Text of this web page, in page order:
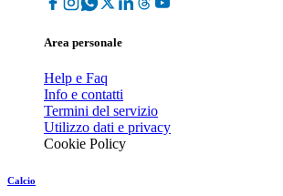
Area personale
Help e Faq
Info e contatti
Termini del servizio
Utilizzo dati e privacy
Cookie Policy
Calcio